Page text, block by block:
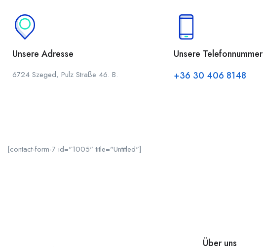
Unsere Adresse
6724 Szeged, Pulz Straße 46. B.
Unsere Telefonnummer
+36 30 406 8148
[contact-form-7 id="1005" title="Untitled"]
Über uns